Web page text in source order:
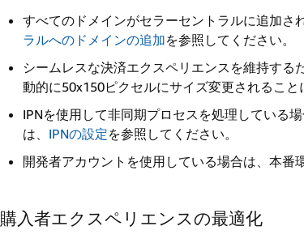
すべてのドメインがセラーセントラルに追加さ
ラルへのドメインの追加を参照してください。
シームレスな決済エクスペリエンスを維持す
動的に50x150ピクセルにサイズ変更されること
IPNを使用して非同期プロセスを処理している
は、 IPNの設定を参照してください。
開発者アカウントを使用している場合は、本番
購入者エクスペリエンスの最適化